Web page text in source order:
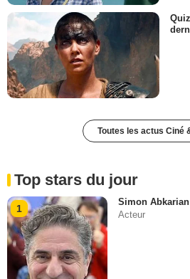
Toutes les actus Ciné
Top stars du jour
1
Simon Abkarian
Acteur